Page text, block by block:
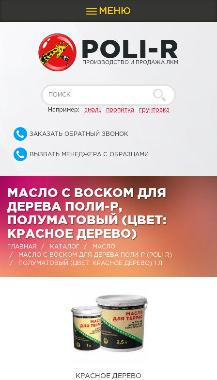
Toggle
navigation
МЕНЮ
POLI-R
ПРОИЗВОДСТВО И ПРОДАЖА ЛКМ
Например: эмаль пропитка грунтовка
ЗАКАЗАТЬ ОБРАТНЫЙ ЗВОНОК
ВЫЗВАТЬ МЕНЕДЖЕРА С ОБРАЗЦАМИ
МАСЛО С ВОСКОМ ДЛЯ
ДЕРЕВА ПОЛИ-Р,
ПОЛУМАТОВЫЙ (ЦВЕТ:
КРАСНОЕ ДЕРЕВО)
ГЛАВНАЯ КАТАЛОГ
МАСЛО
МАСЛО С ВОСКОМ ДЛЯ ДЕРЕВА ПОЛИ-Р (POLI-R)
ПОЛУМАТОВЫЙ (ЦВЕТ: КРАСНОЕ ДЕРЕВО) 1 Л
КРАСНОЕ ДЕРЕВО